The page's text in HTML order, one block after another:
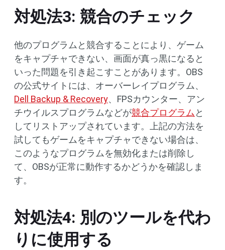
対処法3: 競合のチェック
他のプログラムと競合することにより、ゲーム
をキャプチャできない、画面が真っ黒になると
いった問題を引き起こすことがあります。OBS
の公式サイトには、オーバーレイプログラム、
Dell Backup & Recovery、FPSカウンター、アン
チウイルスプログラムなどが競合プログラムと
してリストアップされています。上記の方法を
試してもゲームをキャプチャできない場合は、
このようなプログラムを無効化または削除し
て、OBSが正常に動作するかどうかを確認しま
す。
対処法4: 別のツールを代わ
りに使用する